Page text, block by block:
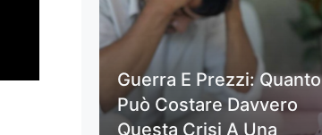
Guerra E Prezzi: Quanto
Può Costare Davvero
Questa Crisi A Una